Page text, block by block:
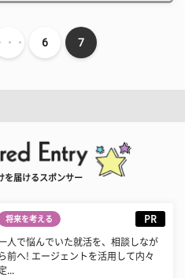
・・ 6 7
を届けるスポンサー
将来を考える PR
人で悩んでいた就活を、相談しなが
ら前へ! エージェントを活用して内々
...